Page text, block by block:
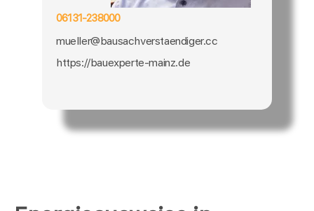
06131-238000
mueller@bausachverstaendiger.cc
https://bauexperte-mainz.de